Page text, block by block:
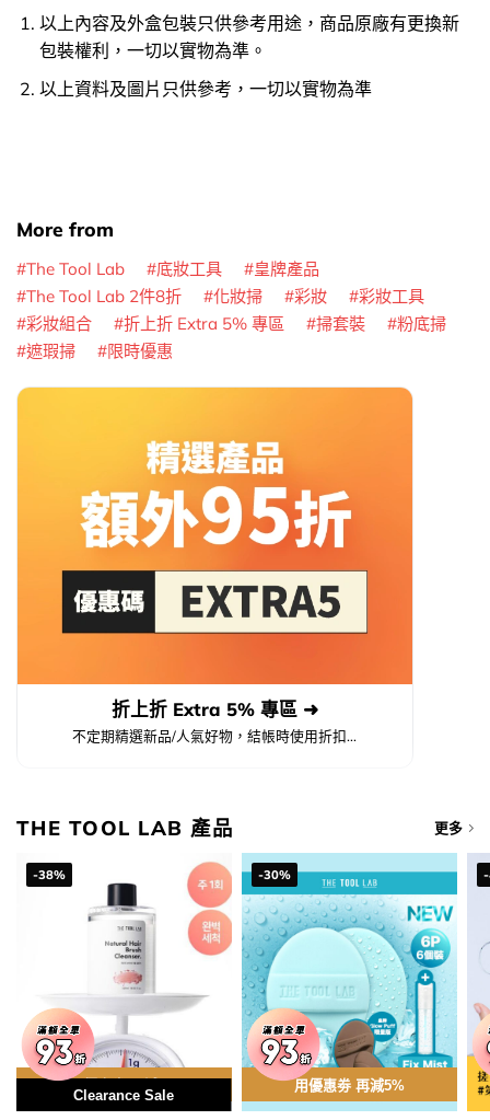
以上內容及外盒包裝只供參考用途，商品原廠有更換新
包裝權利，一切以實物為準。
以上資料及圖片只供參考，一切以實物為準
More from
The Tool Lab 底妝工具
皇牌產品
The Tool Lab 2件8折
化妝掃 彩妝
彩妝工具
彩妝組合
折上折 Extra 5% 專區 掃套裝
粉底掃
遮瑕掃
限時優惠
折上折 Extra 5% 專區 ➜
不定期精選新品/人氣好物，結帳時使用折扣...
THE TOOL LAB 產品 更多
-38%
用優惠劵 再減5%
Clearance Sale
-30%
用優惠劵 再減5%